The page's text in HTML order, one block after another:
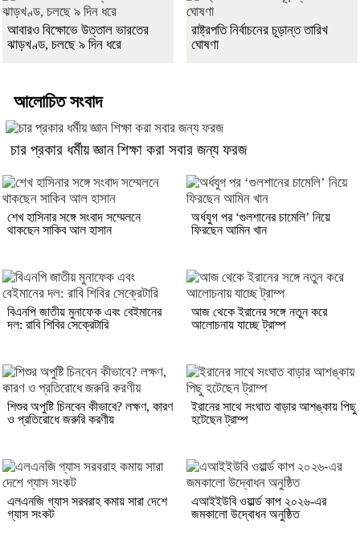
আবারও বিক্ষোভে উত্তাল ভারতের
ঝাড়খণ্ড, চলছে ৯ দিন ধরে
রাষ্ট্রপতি নির্বাচনের চূড়ান্ত তারিখ
ঘোষণা
আলোচিত সংবাদ
চার প্রকার ধর্মীয় জ্ঞান শিক্ষা করা সবার জন্য ফরজ
শেখ হাসিনার সঙ্গে সংবাদ সম্মেলনে
থাকছেন সাকিব আল হাসান
অর্ধযুগ পর ‘গুলশানের চামেলি’ নিয়ে
ফিরছেন আমিন খান
বিএনপি জাতীয় মুনাফেক এবং বেইমানের
দল: রাবি শিবির সেক্রেটারি
আজ থেকে ইরানের সঙ্গে নতুন করে
আলোচনায় যাচ্ছে ট্রাম্প
শিশুর অপুষ্টি চিনবেন কীভাবে? লক্ষণ, কারণ
ও প্রতিরোধে জরুরি করণীয়
ইরানের সাথে সংঘাত বাড়ার আশঙ্কায় পিছু
হটেছেন ট্রাম্প
এলএনজি গ্যাস সরবরাহ কমায় সারা দেশে
গ্যাস সংকট
এআইইউবি ওয়ার্ল্ড কাপ ২০২৬-এর
জমকালো উদ্বোধন অনুষ্ঠিত